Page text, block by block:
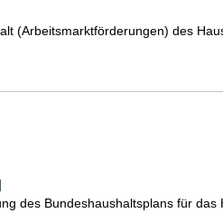
(Arbeitsmarktförderungen) des
des Bundeshaushaltsplans für das